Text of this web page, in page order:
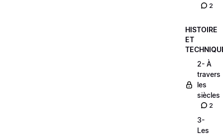
2
HISTOIRE
ET
2- À
travers
les
siècles
2
3-
Les